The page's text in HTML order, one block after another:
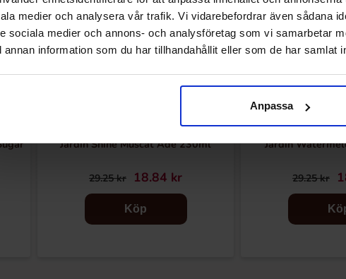
medier och analysera vår trafik. Vi vidarebefordrar även sådana
sociala medier och annons- och analysföretag som vi samarbetar
annan information som du har tillhandahållit eller som de har samlat
Anpassa
Jardin Shine Muscat Ade 230ml
29.25 kr 18.84 kr
Köp
Jardin
29.25 kr